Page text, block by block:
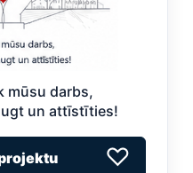
mūsu darbs,
un attīstīties!
♡